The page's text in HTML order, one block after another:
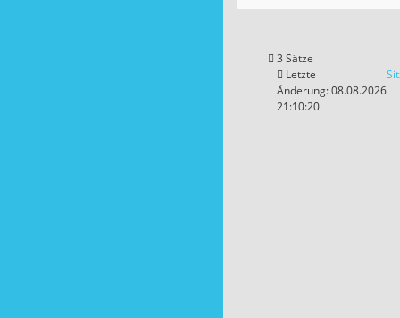
3 Sätze
Letzte
Änderung: 08.08.2026
21:10:20